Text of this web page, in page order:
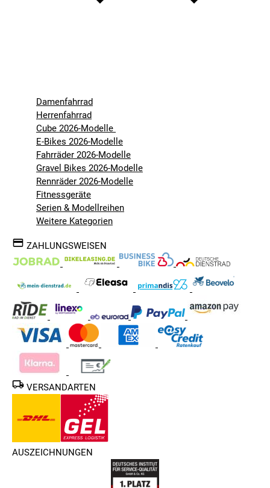
Damenfahrrad
Herrenfahrrad
Cube 2026-Modelle
E-Bikes 2026-Modelle
Fahrräder 2026-Modelle
Gravel Bikes 2026-Modelle
Rennräder 2026-Modelle
Fitnessgeräte
Serien & Modellreihen
Weitere Kategorien
ZAHLUNGSWEISEN
VERSANDARTEN
AUSZEICHNUNGEN